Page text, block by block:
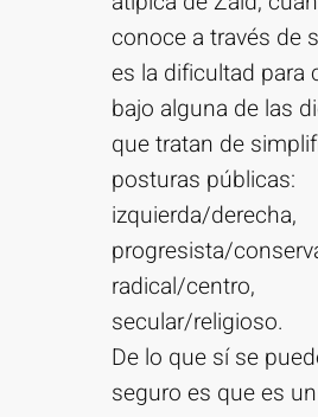
conoce a través de
es la dificultad para
bajo alguna de las
que tratan de
posturas públicas:
izquierda/derecha,
progresista/
radical/centro,
secular/religioso.
De lo que sí se
seguro es que es